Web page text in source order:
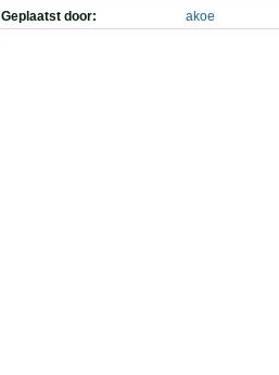
Geplaatst door: akoe